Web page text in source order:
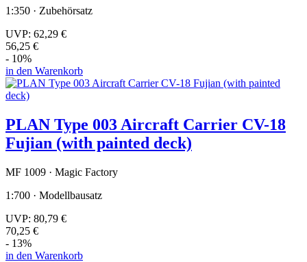
1:350 · Zubehörsatz
UVP: 62,29 €
56,25 €
- 10%
in den Warenkorb
PLAN Type 003 Aircraft Carrier CV-18
Fujian (with painted deck)
MF 1009 · Magic Factory
1:700 · Modellbausatz
UVP: 80,79 €
70,25 €
- 13%
in den Warenkorb